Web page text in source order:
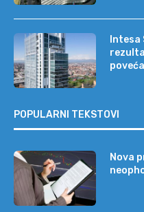
POPULARNI TEKSTOVI
Nova